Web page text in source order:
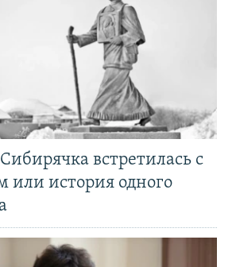
встретилась с
или история одного